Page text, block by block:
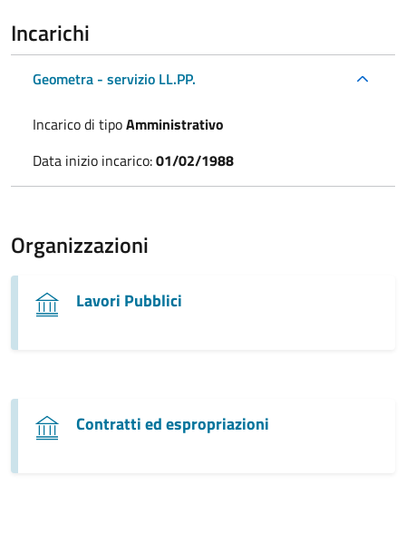
Incarichi
Geometra - servizio LL.PP.
Incarico di tipoAmministrativo
Data inizio incarico:01/02/1988
Organizzazioni
Lavori Pubblici
Contratti ed espropriazioni